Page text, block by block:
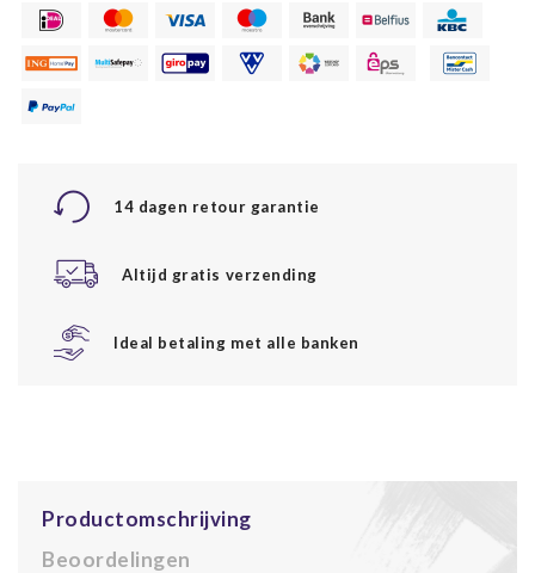
14 dagen retour garantie
Altijd gratis verzending
Ideal betaling met alle banken
Productomschrijving
Beoordelingen